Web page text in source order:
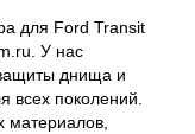
для Ford Transit
У нас
днища и
всех поколений.
материалов,